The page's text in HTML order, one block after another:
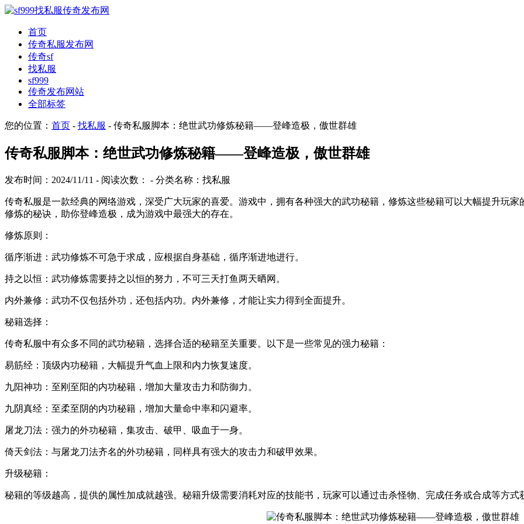
首页
传奇私服发布网
传奇sf
找私服
sf999
传奇发布网站
全部标签
您的位置： 首页 - 找私服 - 传奇私服脚本：绝世武功修炼秘籍——登峰造极，傲世群雄
传奇私服脚本：绝世武功修炼秘籍——登峰造极，傲世群雄
发布时间：2024/11/11 - 阅读次数： - 分类名称：找私服
传奇私服是一款经典的网络游戏，深受广大玩家的喜爱。游戏中，拥有各种强大的武功秘籍，修炼这些秘籍可以大幅提升玩
修炼的秘诀，助你登峰造极，成为游戏中最强大的存在。
修炼原则：
循序渐进：武功修炼不可急于求成，应根据自身基础，循序渐进地进行。
持之以恒：武功修炼需要持之以恒的努力，不可三天打鱼两天晒网。
内外兼修：武功不仅包括外功，还包括内功。内外兼修，才能让实力得到全面提升。
秘籍选择：
传奇私服中有众多不同的武功秘籍，选择合适的秘籍至关重要。以下是一些常见的强力秘籍：
易筋经：顶级内功秘籍，大幅提升气血上限和内力恢复速度。
九阳神功：至刚至阳的内功秘籍，增加大量攻击力和防御力。
九阴真经：至柔至阴的内功秘籍，增加大量命中率和闪避率。
屠龙刀法：强力的外功秘籍，集攻击、破甲、吸血于一身。
倚天剑法：与屠龙刀法齐名的外功秘籍，同样具有强大的攻击力和破甲效果。
升级秘籍：
秘籍的等级越高，提供的属性加成就越强。秘籍升级需要消耗对应的技能书，玩家可以通过击杀怪物、完成任务或合成等方式